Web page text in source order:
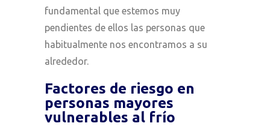
fundamental que estemos muy
pendientes de ellos las personas que
habitualmente nos encontramos a su
alrededor.
Factores de riesgo en
personas mayores
vulnerables al frío